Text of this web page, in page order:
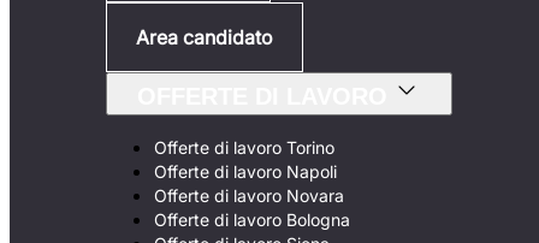
Area candidato
Offerte di lavoro Torino
Offerte di lavoro Napoli
Offerte di lavoro Novara
Offerte di lavoro Bologna